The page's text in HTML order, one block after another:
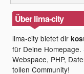
Über lima-city
lima-city bietet dir
für Deine Homepage.
Webspace, PHP,
tollen Community!